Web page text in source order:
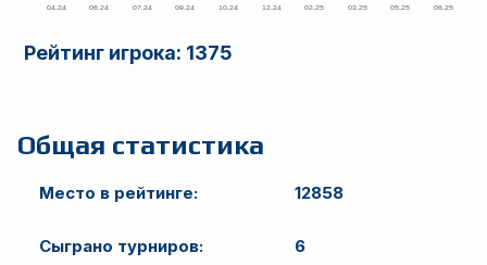
Рейтинг игрока: 1375
Общая статистика
Место в рейтинге: 12858
Сыграно турниров: 6